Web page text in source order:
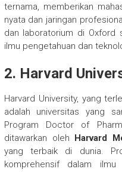
ternama, memberikan
nyata dan jaringan
dan laboratorium di Oxford
ilmu pengetahuan dan
2. Harvard
Harvard University, yang
adalah universitas yang
Program Doctor of
ditawarkan oleh
Harvard
yang terbaik di dunia.
komprehensif dalam